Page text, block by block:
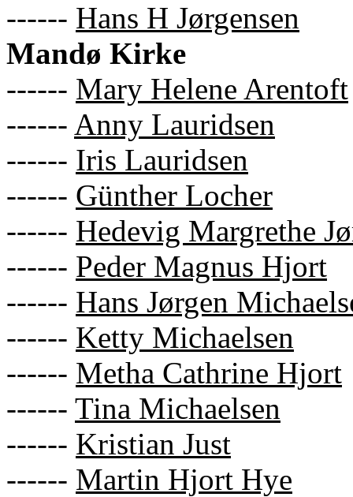
------ Hans H Jørgensen
Mandø Kirke
------ Mary Helene Arentoft
------ Anny Lauridsen
------ Iris Lauridsen
------ Günther Locher
------ Hedevig Margrethe
------ Peder Magnus Hjort
------ Hans Jørgen
------ Ketty Michaelsen
------ Metha Cathrine Hjort
------ Tina Michaelsen
------ Kristian Just
------ Martin Hjort Hye